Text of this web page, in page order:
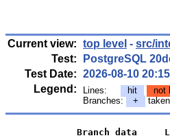
Current view: top level - src/
Test:
PostgreSQL
Test Date: 2026-08-10
Legend:
Lines: hit
not
Branches:
+ taken
Branch data